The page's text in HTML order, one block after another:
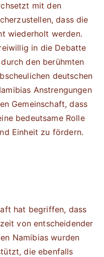
mit den
dass die
wiederholt werden.
in die Debatte
den berühmten
deutschen
Anstrengungen
Gemeinschaft, dass
bedeutsame Rolle
Einheit zu fördern.
hat begriffen, dass
von entscheidender
Namibias wurden
die ebenfalls